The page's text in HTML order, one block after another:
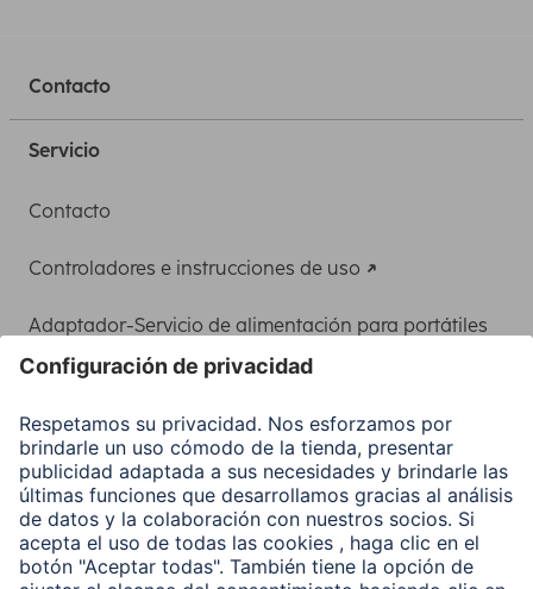
Contacto
Servicio
Contacto
Controladores e instrucciones de uso
Adaptador-Servicio de alimentación para portátiles
Clientes online
Conviértete en distribuidor
Compañía